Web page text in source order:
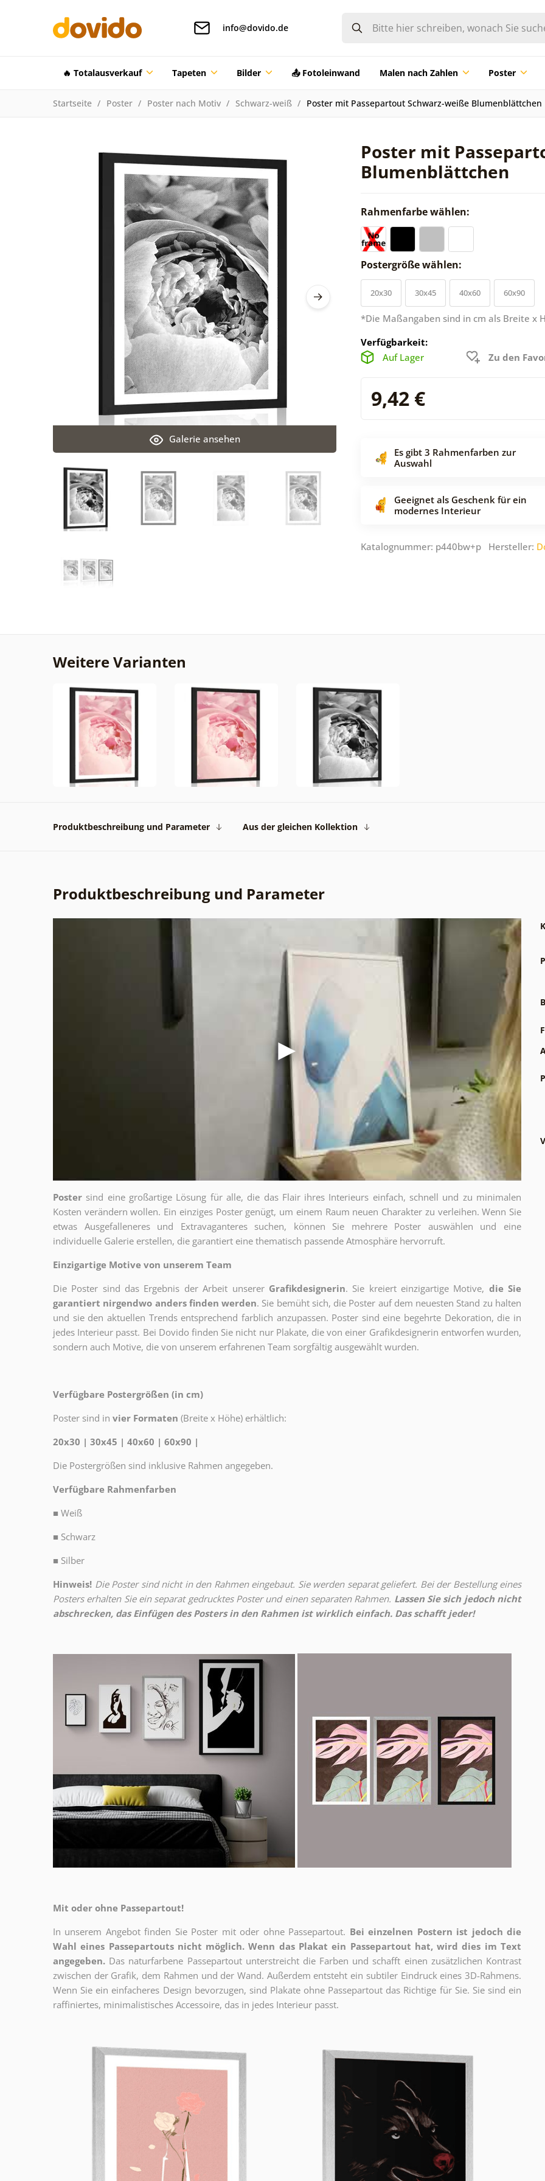
info@dovido.de
🔥 Totalausverkauf Tapeten Bilder 📤 Fotoleinwand Malen nach Zahlen Poster
Startseite Poster Poster nach Motiv Schwarz-weiß Poster mit Passepartout Schwarz-weiße Blumenblättchen
Poster mit
Blumenblättchen
Galerie ansehen
Rahmenfarbe wählen:
Postergröße wählen:
20x30 30x45 40x60 60x90
*Die Maßangaben sind in cm als Breite x
Verfügbarkeit:
Auf Lager
Zu den
9,42 €
Es gibt 3 Rahmenfarben zur
Auswahl
Geeignet als Geschenk für ein
modernes Interieur
Katalognummer: p440bw+p Hersteller:
Weitere Varianten
Produktbeschreibung und Parameter Aus der gleichen Kollektion
Produktbeschreibung und Parameter
Poster sind eine großartige Lösung für alle, die das Flair ihres Interieurs einfach, schnell und zu minimalen
Kosten verändern wollen. Ein einziges Poster genügt, um einem Raum neuen Charakter zu verleihen. Wenn Sie
etwas Ausgefalleneres und Extravaganteres suchen, können Sie mehrere Poster auswählen und eine
individuelle Galerie erstellen, die garantiert eine thematisch passende Atmosphäre hervorruft.
Einzigartige Motive von unserem Team
Die Poster sind das Ergebnis der Arbeit unserer Grafikdesignerin. Sie kreiert einzigartige Motive, die Sie
garantiert nirgendwo anders finden werden. Sie bemüht sich, die Poster auf dem neuesten Stand zu halten
und sie den aktuellen Trends entsprechend farblich anzupassen. Poster sind eine begehrte Dekoration, die in
jedes Interieur passt. Bei Dovido finden Sie nicht nur Plakate, die von einer Grafikdesignerin entworfen wurden,
sondern auch Motive, die von unserem erfahrenen Team sorgfältig ausgewählt wurden.
Verfügbare Postergrößen (in cm)
Poster sind in vier Formaten (Breite x Höhe) erhältlich:
20x30 | 30x45 | 40x60 | 60x90 |
Die Postergrößen sind inklusive Rahmen angegeben.
Verfügbare Rahmenfarben
■ Weiß
■ Schwarz
■ Silber
Hinweis! Die Poster sind nicht in den Rahmen eingebaut. Sie werden separat geliefert. Bei der Bestellung eines
Posters erhalten Sie ein separat gedrucktes Poster und einen separaten Rahmen. Lassen Sie sich jedoch nicht
abschrecken, das Einfügen des Posters in den Rahmen ist wirklich einfach. Das schafft jeder!
Mit oder ohne Passepartout!
In unserem Angebot finden Sie Poster mit oder ohne Passepartout. Bei einzelnen Postern ist jedoch die
Wahl eines Passepartouts nicht möglich. Wenn das Plakat ein Passepartout hat, wird dies im Text
angegeben. Das naturfarbene Passepartout unterstreicht die Farben und schafft einen zusätzlichen Kontrast
zwischen der Grafik, dem Rahmen und der Wand. Außerdem entsteht ein subtiler Eindruck eines 3D-Rahmens.
Wenn Sie ein einfacheres Design bevorzugen, sind Plakate ohne Passepartout das Richtige für Sie. Sie sind ein
raffiniertes, minimalistisches Accessoire, das in jedes Interieur passt.